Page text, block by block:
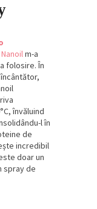
m-a
folosire. În
învăluind
l în
de
incredibil
doar un
spray de